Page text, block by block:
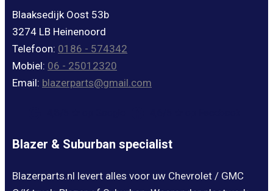
Blaaksedijk Oost 53b
3274 LB Heinenoord
Telefoon: 0186 - 574342
Mobiel: 06 - 25012320
Email: blazerparts@gmail.com
Blazer & Suburban specialist
Blazerparts.nl levert alles voor uw Chevrolet / GMC